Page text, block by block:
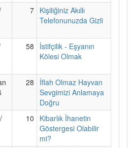
7 Kişiliğiniz Akıllı
Telefonunuzda Gizli
58
İstifçilik - Eşyanın
Kölesi Olmak
28
İflah Olmaz Hayvan
Sevgimizi Anlamaya
Doğru
10
Kibarlık İhanetin
Göstergesi Olabilir
mi?